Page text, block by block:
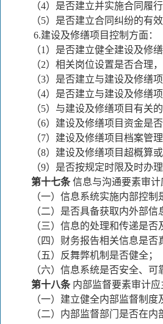
（4）是否建立并实施合同履
（5）是否建立合同纠纷的有
6.建设及修缮项目控制方面：
（1）是否建立健全建设及修
（2）相关岗位设置是否合理
（3）是否建立与建设及修缮
（4）是否建立与建设及修缮
（5）与建设及修缮项目有关
（6）建设及修缮项目资金是
（7）建设及修缮项目档案管
（8）建设及修缮项目超概算
（9）是否按规定时限及时办
第十七条信息与沟通要素审计
（一）信息系统实施内部控制
（二）是否具备获取内外部信
（三）信息的处理和传递是否
（四）财务报告相关信息是否
（五）反舞弊机制是否健全；
（六）信息系统是否安全、可
第十八条 内部监督要素审计应
（一）建立健全内部监督制度
（二）内部监督部门是否在